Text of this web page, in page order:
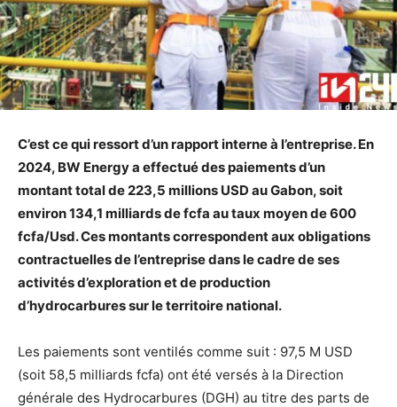
C’est ce qui ressort d’un rapport interne à l’entreprise. En
2024, BW Energy a effectué des paiements d’un
montant total de 223,5 millions USD au Gabon, soit
environ 134,1 milliards de fcfa au taux moyen de 600
fcfa/Usd. Ces montants correspondent aux obligations
contractuelles de l’entreprise dans le cadre de ses
activités d’exploration et de production
d’hydrocarbures sur le territoire national.
Les paiements sont ventilés comme suit : 97,5 M USD
(soit 58,5 milliards fcfa) ont été versés à la Direction
générale des Hydrocarbures (DGH) au titre des parts de